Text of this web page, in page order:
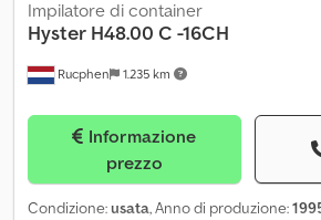
Rucphen 1.235 km
Impilatore di container
Hyster H48.00 C -16CH
prezzo
Condizione:usata, Anno di produzione: